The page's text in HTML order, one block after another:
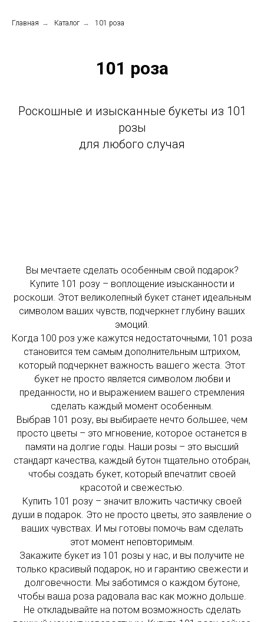
Главная → Каталог → 101 роза
101 роза
Роскошные и изысканные букеты из 101
розы
для любого случая
Вы мечтаете сделать особенным свой подарок?
Купите 101 розу – воплощение изысканности и
роскоши. Этот великолепный букет станет идеальным
символом ваших чувств, подчеркнет глубину ваших
эмоций.
Когда 100 роз уже кажутся недостаточными, 101 роза
становится тем самым дополнительным штрихом,
который подчеркнет важность вашего жеста. Этот
букет не просто является символом любви и
преданности, но и выражением вашего стремления
сделать каждый момент особенным.
Выбрав 101 розу, вы выбираете нечто большее, чем
просто цветы – это мгновение, которое останется в
памяти на долгие годы. Наши розы – это высший
стандарт качества, каждый бутон тщательно отобран,
чтобы создать букет, который впечатлит своей
красотой и свежестью.
Купить 101 розу – значит вложить частичку своей
души в подарок. Это не просто цветы, это заявление о
ваших чувствах. И мы готовы помочь вам сделать
этот момент неповторимым.
Закажите букет из 101 розы у нас, и вы получите не
только красивый подарок, но и гарантию свежести и
долговечности. Мы заботимся о каждом бутоне,
чтобы ваша роза радовала вас как можно дольше.
Не откладывайте на потом возможность сделать